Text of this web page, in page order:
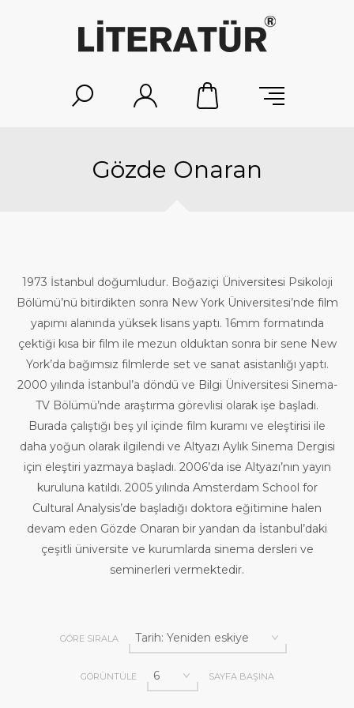
Gözde Onaran
1973 İstanbul doğumludur. Boğaziçi Üniversitesi Psikoloji
Bölümü’nü bitirdikten sonra New York Üniversitesi’nde film
yapımı alanında yüksek lisans yaptı. 16mm formatında
çektiği kısa bir film ile mezun olduktan sonra bir sene New
York’da bağımsız filmlerde set ve sanat asistanlığı yaptı.
2000 yılında İstanbul’a döndü ve Bilgi Üniversitesi Sinema-
TV Bölümü’nde araştırma görevlisi olarak işe başladı.
Burada çalıştığı beş yıl içinde film kuramı ve eleştirisi ile
daha yoğun olarak ilgilendi ve Altyazı Aylık Sinema Dergisi
için eleştiri yazmaya başladı. 2006’da ise Altyazı’nın yayın
kuruluna katıldı. 2005 yılında Amsterdam School for
Cultural Analysis’de başladığı doktora eğitimine halen
devam eden Gözde Onaran bir yandan da İstanbul’daki
çeşitli üniversite ve kurumlarda sinema dersleri ve
seminerleri vermektedir.
GÖRE SIRALA
GÖRÜNTÜLE SAYFA BAŞINA